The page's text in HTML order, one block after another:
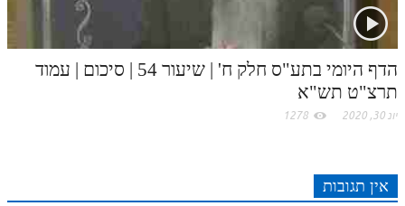
הדף היומי בתע"ס חלק ח' | שיעור 54 | סיכום | עמוד
תרצ"ט תש"א
יונ 30, 2020 1278
אין תגובות